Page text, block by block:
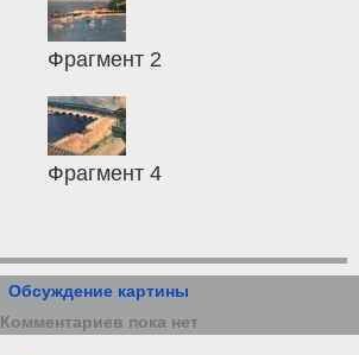
Фрагмент 2
Фрагмент 4
Обсуждение картины
Комментариев пока нет